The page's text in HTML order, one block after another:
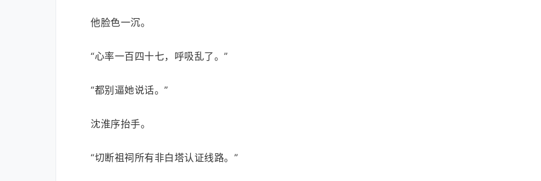
他脸色一沉。
“心率一百四十七，呼吸乱了。”
“都别逼她说话。”
沈淮序抬手。
“切断祖祠所有非白塔认证线路。”